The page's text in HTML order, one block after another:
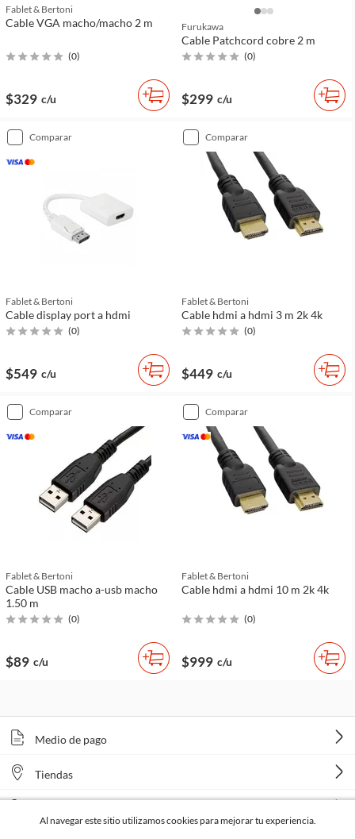
Fablet & Bertoni
Cable VGA macho/macho 2 m
(0)
$329 c/u
Furukawa
Cable Patchcord cobre 2 m
(0)
$299 c/u
comparar
Fablet & Bertoni
Cable display port a hdmi
(0)
$549 c/u
comparar
Fablet & Bertoni
Cable hdmi a hdmi 3 m 2k 4k
(0)
$449 c/u
comparar
Fablet & Bertoni
Cable USB macho a-usb macho
1.50 m
(0)
$89 c/u
comparar
Fablet & Bertoni
Cable hdmi a hdmi 10 m 2k 4k
(0)
$999 c/u
Medio de pago
Tiendas
Al navegar este sitio utilizamos cookies para mejorar tu experiencia.